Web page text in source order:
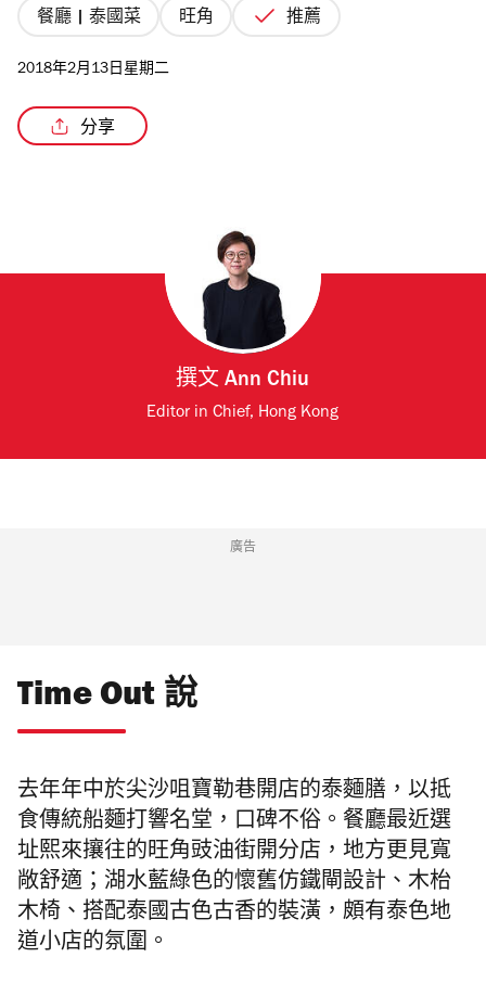
餐廳 | 泰國菜 旺角 推薦
2018年2月13日星期二
分享
撰文Ann Chiu
Editor in Chief, Hong Kong
廣告
Time Out 說
去年年中於尖沙咀寶勒巷開店的泰麵膳，以抵
食傳統船麵打響名堂，口碑不俗。餐廳最近選
址熙來攘往的旺角豉油街開分店，地方更見寬
敞舒適；湖水藍綠色的懷舊仿鐵閘設計、木枱
木椅、搭配泰國古色古香的裝潢，頗有泰色地
道小店的氛圍。